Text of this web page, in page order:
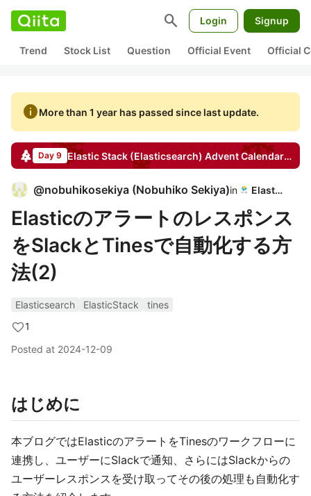
search Login Signup
Trend Stock List Question Official Event Official
infoMore than 1 year has passed since last update.
Day 9 Elastic Stack (Elasticsearch) Advent Calendar2024
@nobuhikosekiya (Nobuhiko Sekiya)in Elastic
Elasticのアラートのレスポンス
をSlackとTinesで自動化する方
法(2)
Elasticsearch ElasticStack
tines
1
Posted at 2024-12-09
はじめに
本ブログではElasticのアラートをTinesのワークフローに
連携し、ユーザーにSlackで通知、さらにはSlackからの
ユーザーレスポンスを受け取ってその後の処理も自動化す